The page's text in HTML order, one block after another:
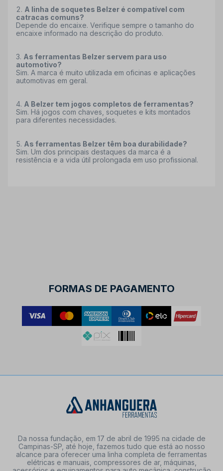
A linha de soquetes Belzer é compatível com
catracas comuns?
Depende do encaixe. Verifique sempre o tamanho do
encaixe informado na descrição do produto.
As ferramentas Belzer servem para uso
automotivo?
Sim. A marca é muito utilizada em oficinas e aplicações
automotivas em geral.
A Belzer tem jogos completos de ferramentas?
Sim. Há jogos com chaves, soquetes e kits montados
para diferentes necessidades.
As ferramentas Belzer têm boa durabilidade?
Sim. Um dos principais destaques da marca é a
resistência e a vida útil prolongada em uso profissional.
FORMAS DE PAGAMENTO
Da nossa fundação, em 17 de abril de 1995 na cidade de
Campinas-SP, até hoje, fazemos tudo que está ao nosso
alcance para oferecer uma linha completa de ferramentas
elétricas e manuais, compressores de ar, máquinas,